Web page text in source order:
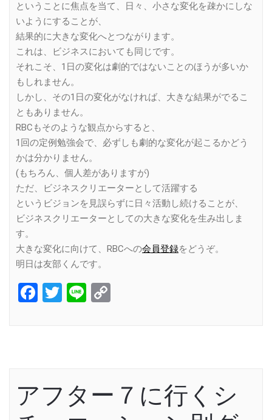
ということに焦点を当て、日々、小さな変化を疎かにしな
いようにすることが、
結果的に大きな変化へとつながります。
これは、ビジネスにおいても同じです。
それこそ、1日の変化は劇的ではないことのほうが多いか
もしれません。
しかし、その1日の変化がなければ、大きな結果がでるこ
ともありません。
RBCもそのような観点からすると、
1回の定例勉強会で、必ずしも劇的な変化が起こるかどう
かは分かりません。
(もちろん、個人差がありますが)
ただ、ビジネスクリエーターとして活躍する
というビジョンを見誤らずに日々活動し続けることが、
ビジネスクリエーターとしての大きな変化を生み出しま
す。
大きな変化に向けて、RBCへの会員登録をどうぞ。
明日は友部くんです。
Facebook
Twitter
Line
アフター７に行くシ